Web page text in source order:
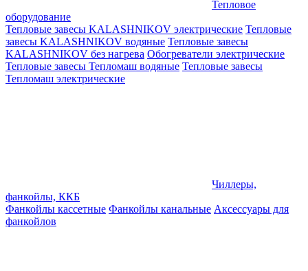
Тепловое
оборудование
Тепловые завесы KALASHNIKOV электрические Тепловые
завесы KALASHNIKOV водяные Тепловые завесы
KALASHNIKOV без нагрева Обогреватели электрические
Тепловые завесы Тепломаш водяные Тепловые завесы
Тепломаш электрические
Чиллеры,
фанкойлы, ККБ
Фанкойлы кассетные Фанкойлы канальные Аксессуары для
фанкойлов